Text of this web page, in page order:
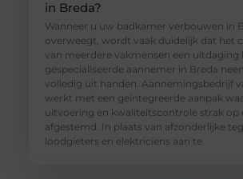
in Breda?
Wanneer u uw badkamer verbouwen in
overweegt, wordt vaak duidelijk dat het
van meerdere vakmensen een uitdaging
gespecialiseerde aannemer in Breda
volledig uit handen. Aannemingsbedrijf
werkt met een geïntegreerde aanpak
uitvoering en kwaliteitscontrole strak op
afgestemd. In plaats van afzonderlijke
loodgieters en elektriciens aan te